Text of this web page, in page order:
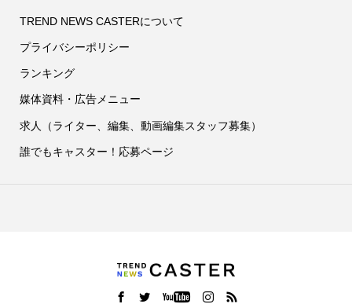
TREND NEWS CASTERについて
プライバシーポリシー
ランキング
媒体資料・広告メニュー
求人（ライター、編集、動画編集スタッフ募集）
誰でもキャスター！応募ページ